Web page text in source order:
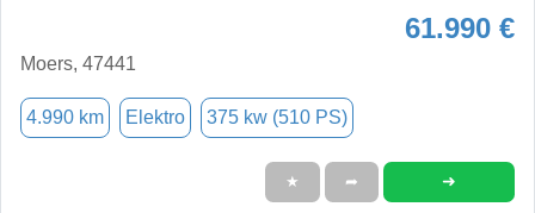
61.990 €
Moers, 47441
4.990 km Elektro 375 kw (510 PS)
★ ➦ ➜